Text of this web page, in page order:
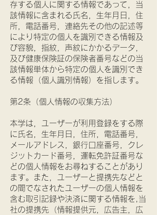
存する個人に関する情報であって，当
該情報に含まれる氏名，生年月日，住
所，電話番号，連絡先その他の記述等
により特定の個人を識別できる情報及
び容貌，指紋，声紋にかかるデータ，
及び健康保険証の保険者番号などの当
該情報単体から特定の個人を識別でき
る情報（個人識別情報）を指します。
第2条（個人情報の収集方法）
本学は，ユーザーが利用登録をする際
に氏名，生年月日，住所，電話番号，
メールアドレス，銀行口座番号，クレ
ジットカード番号，運転免許証番号な
どの個人情報をお尋ねすることがあり
ます。また，ユーザーと提携先などと
の間でなされたユーザーの個人情報を
含む取引記録や決済に関する情報を,当
社の提携先（情報提供元，広告主，広